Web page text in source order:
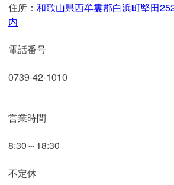
住所： 和歌山県西牟婁郡白浜町堅田
内
電話番号
0739-42-1010
営業時間
8:30～18:30
不定休